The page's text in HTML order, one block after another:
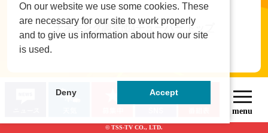
ナオキング調査団4チューバー トップ
© TSS-TV CO., LTD.
On our website we use some cookies. These
are necessary for our site to work properly
and to give us information about how our site
is used.
Deny Accept